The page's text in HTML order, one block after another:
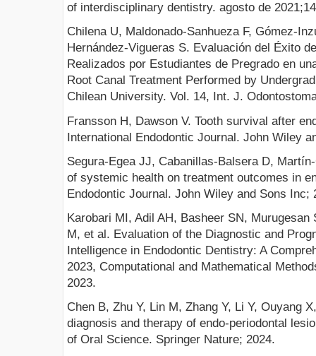
of interdisciplinary dentistry. agosto de
Chilena U, Maldonado-Sanhueza F, Gómez-
Hernández-Vigueras S. Evaluación del Éxito
Realizados por Estudiantes de Pregrado en
Root Canal Treatment Performed by
Chilean University. Vol. 14, Int. J.
Fransson H, Dawson V. Tooth survival after
International Endodontic Journal. John Wiley
Segura-Egea JJ, Cabanillas-Balsera D,
of systemic health on treatment outcomes in
Endodontic Journal. John Wiley and Sons Inc;
Karobari MI, Adil AH, Basheer SN,
M, et al. Evaluation of the Diagnostic and
Intelligence in Endodontic Dentistry: A
2023, Computational and Mathematical
2023.
Chen B, Zhu Y, Lin M, Zhang Y, Li Y, Ouyang
diagnosis and therapy of endo-periodontal
of Oral Science. Springer Nature; 2024.